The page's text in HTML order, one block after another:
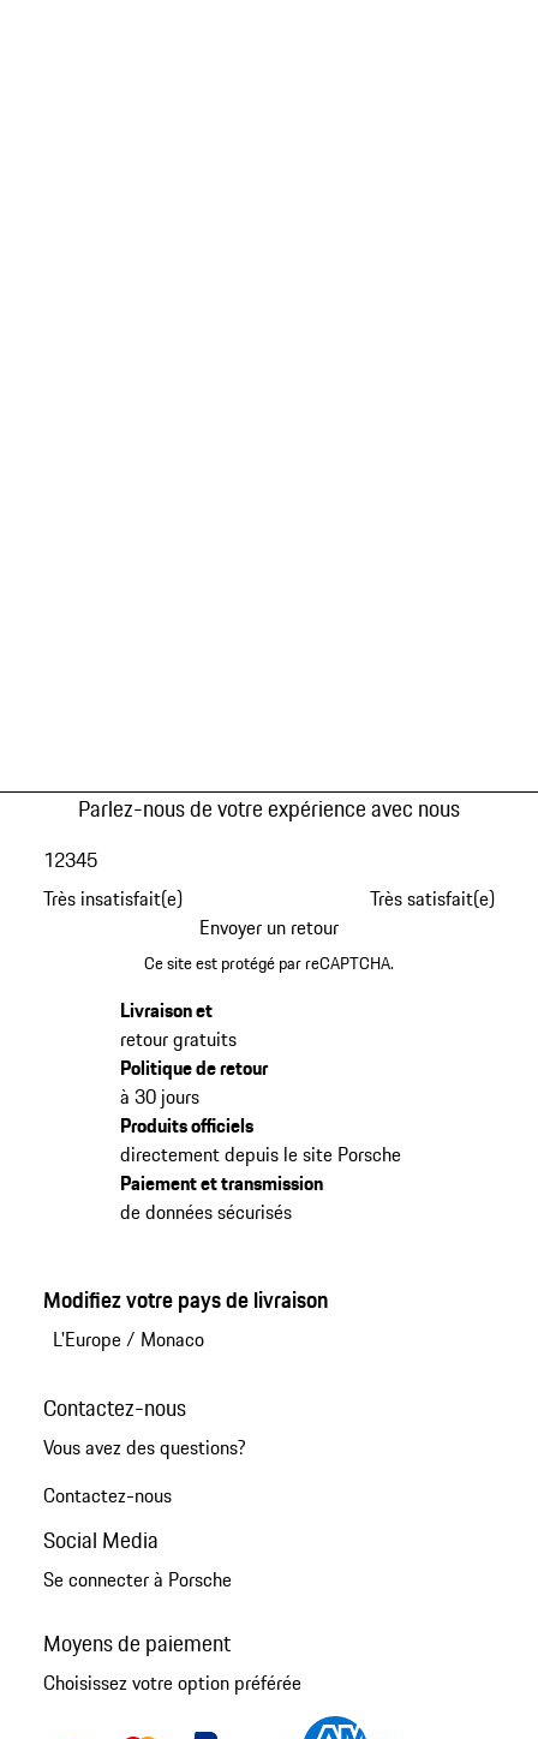
Parlez-nous de votre expérience avec nous
Très insatisfait(e)
12345
Très satisfait(e)
Envoyer un retour
Ce site est protégé par reCAPTCHA.
Livraison et
retour gratuits
Politique de retour
à 30 jours
Produits officiels
directement depuis le site Porsche
Paiement et transmission
de données sécurisés
Modifiez votre pays de livraison
L'Europe/ Monaco
Contactez-nous
Vous avez des questions?
Contactez-nous
Social Media
Se connecter à Porsche
Moyens de paiement
Choisissez votre option préférée